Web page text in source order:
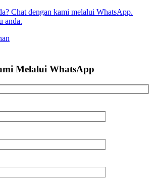
Chat dengan kami melalui WhatsApp.
anda.
Melalui WhatsApp